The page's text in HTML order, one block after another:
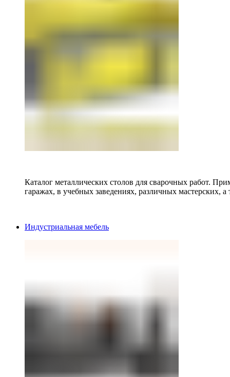
Каталог металлических столов для сварочных работ.
гаражах, в учебных заведениях, различных мастерских, а
Индустриальная мебель